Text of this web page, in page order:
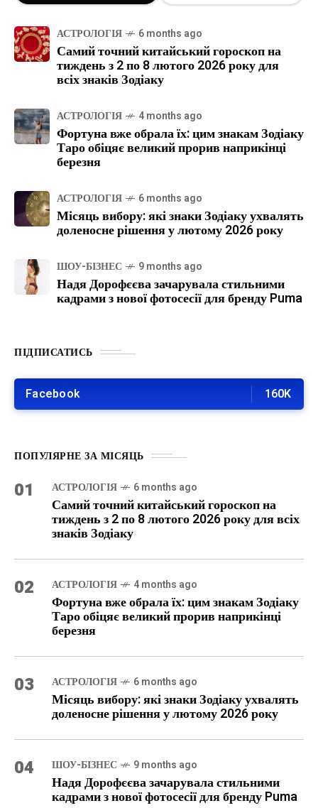
АСТРОЛОГІЯ 6 months ago
Самий точний китайський гороскоп на
тиждень з 2 по 8 лютого 2026 року для
всіх знаків Зодіаку
АСТРОЛОГІЯ 4 months ago
Фортуна вже обрала їх: цим знакам Зодіаку
Таро обіцяє великий прорив наприкінці
березня
АСТРОЛОГІЯ 6 months ago
Місяць вибору: які знаки Зодіаку ухвалять
доленосне рішення у лютому 2026 року
ШОУ-БІЗНЕС 9 months ago
Надя Дорофєєва зачарувала стильними
кадрами з нової фотосесії для бренду Puma
ПІДПИСАТИСЬ
Facebook 160K
ПОПУЛЯРНЕ ЗА МІСЯЦЬ
01 АСТРОЛОГІЯ 6 months ago
Самий точний китайський гороскоп на
тиждень з 2 по 8 лютого 2026 року для всіх
знаків Зодіаку
02 АСТРОЛОГІЯ 4 months ago
Фортуна вже обрала їх: цим знакам Зодіаку
Таро обіцяє великий прорив наприкінці
березня
03 АСТРОЛОГІЯ 6 months ago
Місяць вибору: які знаки Зодіаку ухвалять
доленосне рішення у лютому 2026 року
04 ШОУ-БІЗНЕС 9 months ago
Надя Дорофєєва зачарувала стильними
кадрами з нової фотосесії для бренду Puma